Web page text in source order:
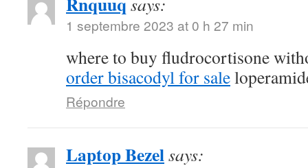
1 septembre 2023 at 0 h 27 min
where to buy fludrocortisone
order bisacodyl for sale
Répondre
Laptop Bezelsays: